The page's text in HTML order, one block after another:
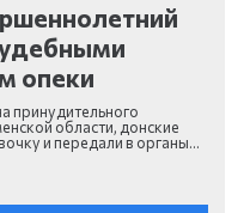
опеки
принудительного
области, донские
и передали в органы…